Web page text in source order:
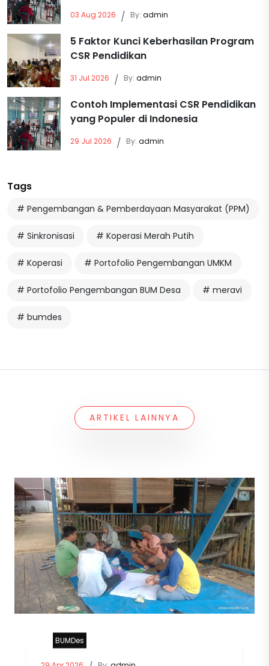
03 Aug 2026 / By: admin
5 Faktor Kunci Keberhasilan Program
CSR Pendidikan
31 Jul 2026 / By: admin
Contoh Implementasi CSR Pendidikan
yang Populer di Indonesia
29 Jul 2026 / By: admin
Tags
# Pengembangan & Pemberdayaan Masyarakat (PPM)
# Sinkronisasi # Koperasi Merah Putih
# Koperasi # Portofolio Pengembangan UMKM
# Portofolio Pengembangan BUM Desa # meravi
# bumdes
ARTIKEL LAINNYA
BUMDes